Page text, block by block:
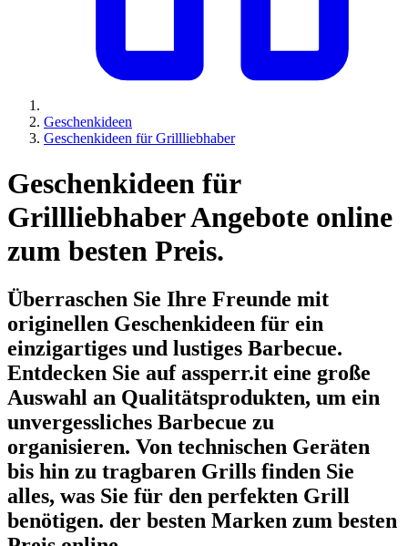
Geschenkideen
Geschenkideen für Grillliebhaber
Geschenkideen für
Grillliebhaber Angebote online
zum besten Preis.
Überraschen Sie Ihre Freunde mit
originellen Geschenkideen für ein
einzigartiges und lustiges Barbecue.
Entdecken Sie auf assperr.it eine große
Auswahl an Qualitätsprodukten, um ein
unvergessliches Barbecue zu
organisieren. Von technischen Geräten
bis hin zu tragbaren Grills finden Sie
alles, was Sie für den perfekten Grill
benötigen. der besten Marken zum besten